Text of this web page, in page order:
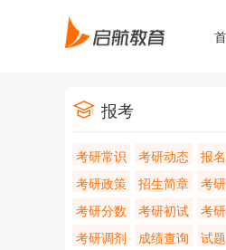
报考
考研常识 考研动态
报
考研政策
招生简章
考
考研分数
考研初试
考
考研调剂
成绩查询 试题